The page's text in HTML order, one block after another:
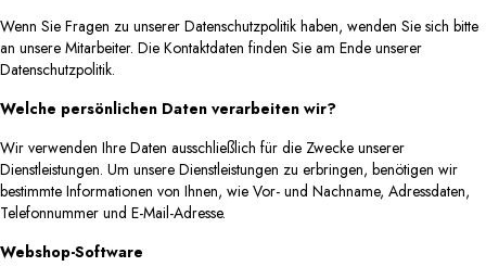
Wenn Sie Fragen zu unserer Datenschutzpolitik haben, wenden Sie sich bitte
an unsere Mitarbeiter. Die Kontaktdaten finden Sie am Ende unserer
Datenschutzpolitik.
Welche persönlichen Daten verarbeiten wir?
Wir verwenden Ihre Daten ausschließlich für die Zwecke unserer
Dienstleistungen. Um unsere Dienstleistungen zu erbringen, benötigen wir
bestimmte Informationen von Ihnen, wie Vor- und Nachname, Adressdaten,
Telefonnummer und E-Mail-Adresse.
Webshop-Software